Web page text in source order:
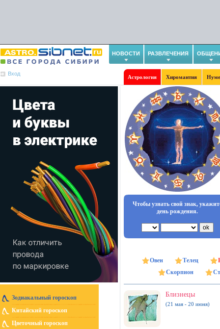
НОВОСТИ РАЗВЛЕЧЕНИЯ
Вход
Астрология Хиромантия
Зодиакальный гороскоп
Китайский гороскоп
Цветочный гороскоп
Чтобы узнать свой знак,
день рождения.
Овен Телец
Скорпион
Близнецы
(21 мая - 20 июня)